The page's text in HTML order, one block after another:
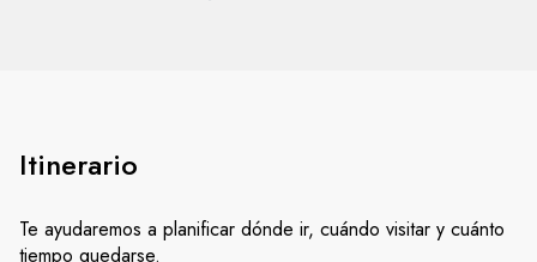
Itinerario
Te ayudaremos a planificar dónde ir, cuándo visitar y cuánto
tiempo quedarse.